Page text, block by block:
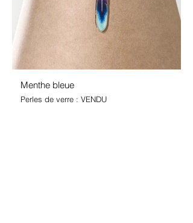
Menthe bleue
Perles de verre : VENDU